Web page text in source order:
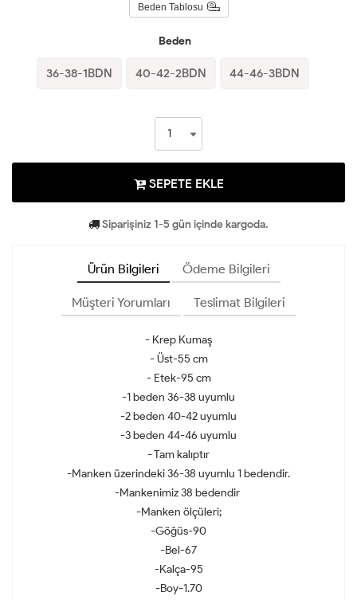
Beden Tablosu
Beden
36-38-1BDN 40-42-2BDN 44-46-3BDN
SEPETE EKLE
Siparişiniz 1-5 gün içinde kargoda.
Ürün Bilgileri Ödeme Bilgileri
Müşteri Yorumları Teslimat Bilgileri
- Krep Kumaş
- Üst-55 cm
- Etek-95 cm
-1 beden 36-38 uyumlu
-2 beden 40-42 uyumlu
-3 beden 44-46 uyumlu
- Tam kalıptır
-Manken üzerindeki 36-38 uyumlu 1 bedendir.
-Mankenimiz 38 bedendir
-Manken ölçüleri;
-Göğüs-90
-Bel-67
-Kalça-95
-Boy-1.70